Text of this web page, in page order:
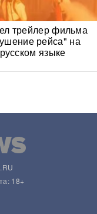
трейлер фильма
рейса" на
русском языке
18+